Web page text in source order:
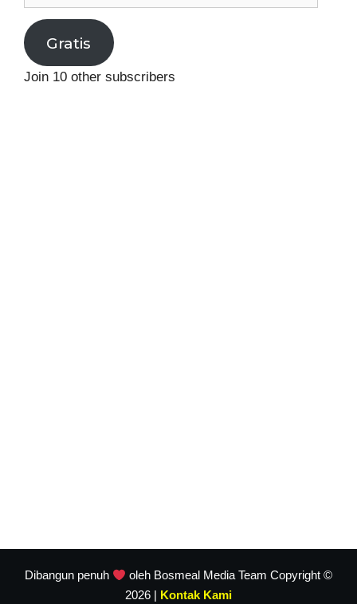
email
Gratis
Join 10 other subscribers
Dibangun penuh
oleh Bosmeal Media Team Copyright ©
2026 | Kontak Kami